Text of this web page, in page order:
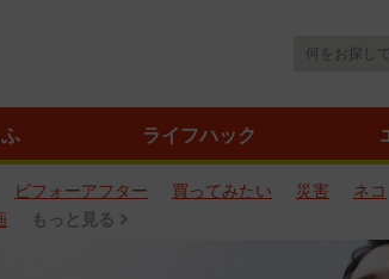
ライフハック
ビフォーアフター 買ってみたい 災害 ネコ
もっと見る